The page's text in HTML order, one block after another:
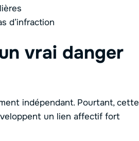
d’infraction
vrai danger
indépendant. Pourtant, cette
un lien affectif fort